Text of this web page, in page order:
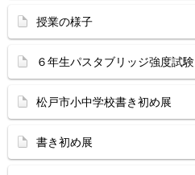
授業の様子
６年生パスタブリッジ強度試験
松戸市小中学校書き初め展
書き初め展